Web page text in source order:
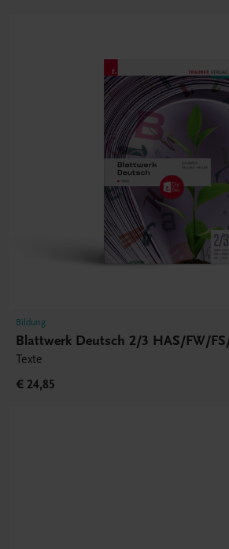
Bildung
Blattwerk Deutsch 2/3 HAS/FW/
Texte
€ 24,85